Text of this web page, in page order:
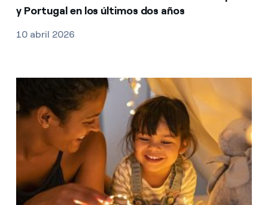
y Portugal en los últimos dos años
10 abril 2026